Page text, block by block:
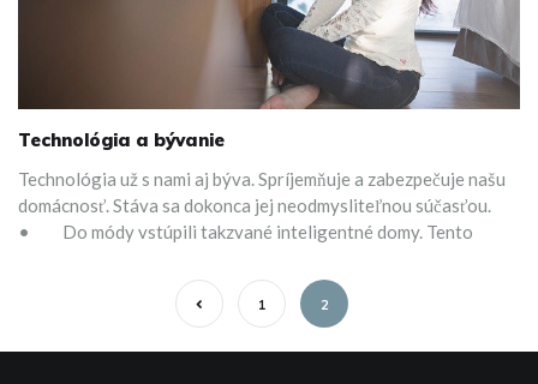
Technológia a bývanie
Technológia už s nami aj býva. Spríjemňuje a zabezpečuje našu
domácnosť. Stáva sa dokonca jej neodmysliteľnou súčasťou.
• Do módy vstúpili takzvané inteligentné domy. Tento
1 2